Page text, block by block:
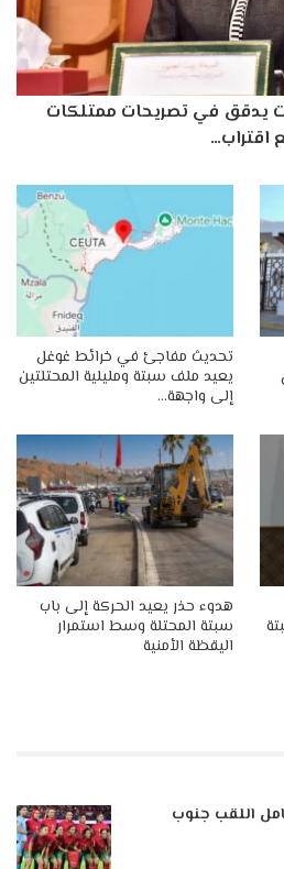
يدقق في تصريحات ممتلكات
اقتراب…
تحديث مفاجئ في خرائط غوغل
يعيد ملف سبتة ومليلية المحتلتين
إلى واجهة…
هدوء حذر يعيد الحركة إلى باب
سبتة المحتلة وسط استمرار
اليقظة الأمنية
اللقب جنوب